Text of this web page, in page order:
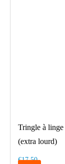
Tringle à linge
(extra lourd)
€17.50